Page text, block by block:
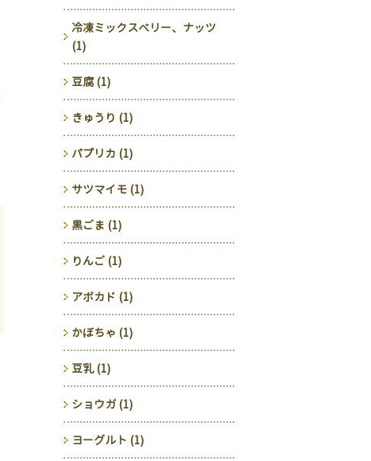
冷凍ミックスベリー、ナッツ
(1)
豆腐 (1)
きゅうり (1)
パプリカ (1)
サツマイモ (1)
黒ごま (1)
りんご (1)
アボカド (1)
かぼちゃ (1)
豆乳 (1)
ショウガ (1)
ヨーグルト (1)